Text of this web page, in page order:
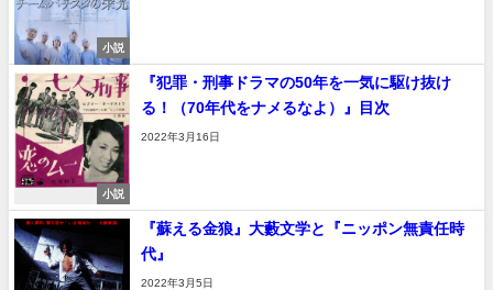
小説
小説
『犯罪・刑事ドラマの50年を一気に駆け抜け
る！（70年代をナメるなよ）』目次
2022年3月16日
『蘇える金狼』大藪文学と『ニッポン無責任時
代』
2022年3月5日